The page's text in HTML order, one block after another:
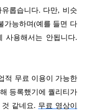
롭습니다. 다만, 비슷
가능하며(예를 들면 다
사용해서는 안됩니다.
적 무료 이용이 가능한
등록했기에 퀄리티가
같네요. 무료 영상이